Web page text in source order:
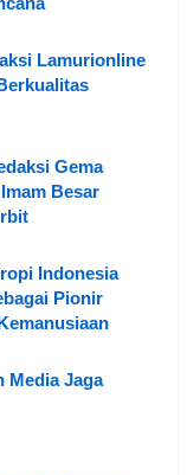
Lamurionline
Gema
Besar
Indonesia
Pionir
Media Jaga